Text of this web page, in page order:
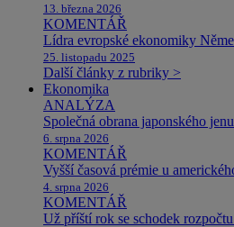
13. března 2026
KOMENTÁŘ
Lídra evropské ekonomiky
25. listopadu 2025
Další články z rubriky >
Ekonomika
ANALÝZA
Společná obrana japonského
6. srpna 2026
KOMENTÁŘ
Vyšší časová prémie u
4. srpna 2026
KOMENTÁŘ
Už příští rok se schodek